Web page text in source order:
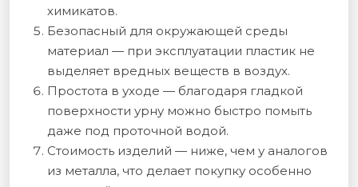
химикатов.
Безопасный для окружающей среды
материал — при эксплуатации пластик не
выделяет вредных веществ в воздух.
Простота в уходе — благодаря гладкой
поверхности урну можно быстро помыть
даже под проточной водой.
Стоимость изделий — ниже, чем у аналогов
из металла, что делает покупку особенно